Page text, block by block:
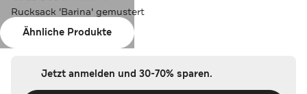
Ähnliche Produkte
Rucksack 'Barina' gemustert
Farbe:schwarz-grau
Jetzt anmelden und 30-70% sparen.